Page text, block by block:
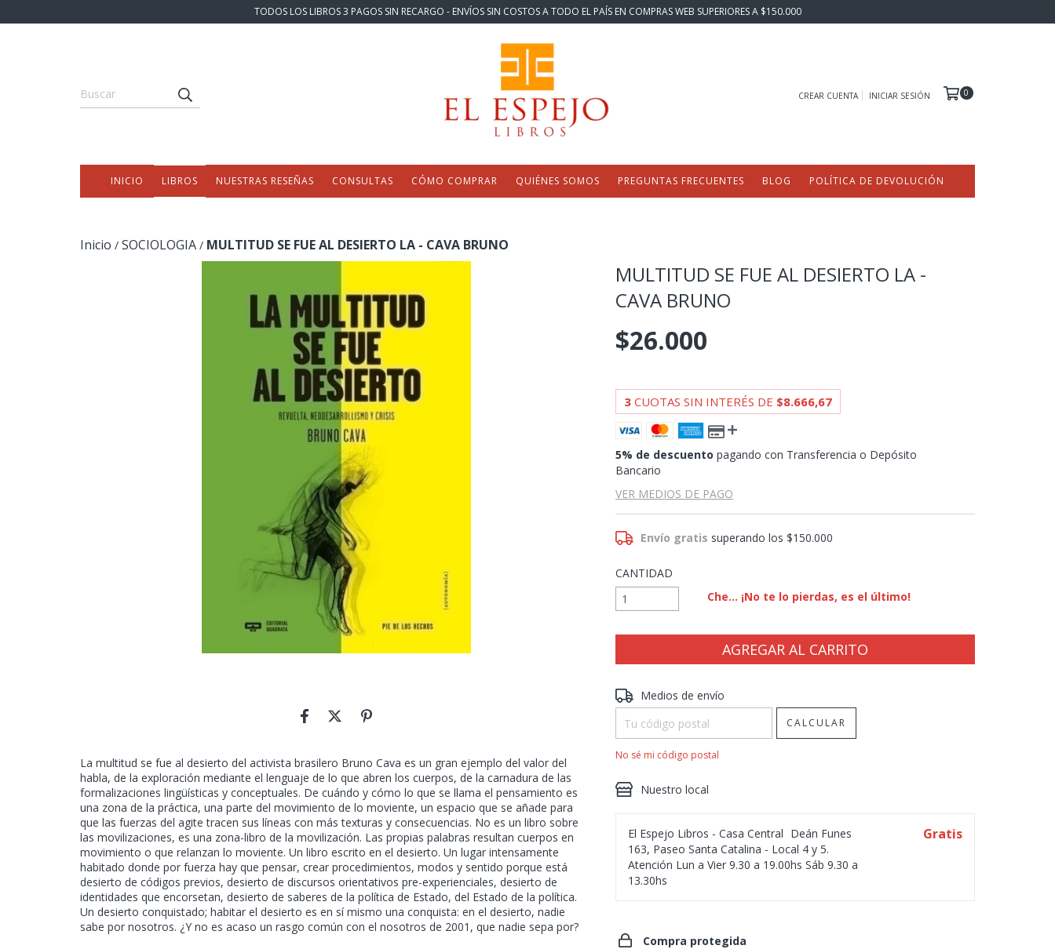
TODOS LOS LIBROS 3 PAGOS SIN RECARGO - ENVÍOS SIN COSTOS A TODO EL PAÍS EN COMPRAS WEB SUPERIORES A $150.000
CREAR CUENTA INICIAR SESIÓN 0
INICIO LIBROS NUESTRAS RESEÑAS CONSULTAS CÓMO COMPRAR QUIÉNES SOMOS PREGUNTAS FRECUENTES BLOG POLÍTICA DE DEVOLUCIÓN
Inicio / SOCIOLOGIA / MULTITUD SE FUE AL DESIERTO LA - CAVA BRUNO
La multitud se fue al desierto del activista brasilero Bruno Cava es un gran ejemplo del valor del
habla, de la exploración mediante el lenguaje de lo que abren los cuerpos, de la carnadura de las
formalizaciones lingüísticas y conceptuales. De cuándo y cómo lo que se llama el pensamiento es
una zona de la práctica, una parte del movimiento de lo moviente, un espacio que se añade para
que las fuerzas del agite tracen sus líneas con más texturas y consecuencias. No es un libro sobre
las movilizaciones, es una zona-libro de la movilización. Las propias palabras resultan cuerpos en
movimiento o que relanzan lo moviente. Un libro escrito en el desierto. Un lugar intensamente
habitado donde por fuerza hay que pensar, crear procedimientos, modos y sentido porque está
desierto de códigos previos, desierto de discursos orientativos pre-experienciales, desierto de
identidades que encorsetan, desierto de saberes de la política de Estado, del Estado de la política.
Un desierto conquistado; habitar el desierto es en sí mismo una conquista: en el desierto, nadie
sabe por nosotros. ¿Y no es acaso un rasgo común con el nosotros de 2001, que nadie sepa por?
MULTITUD SE FUE AL DESIERTO LA -
CAVA BRUNO
$26.000
3 CUOTAS SIN INTERÉS DE $8.666,67
5% de descuento pagando con Transferencia o Depósito
Bancario
VER MEDIOS DE PAGO
Envío gratis superando los$150.000
CANTIDAD
Che... ¡No te lo pierdas, es el último!
Entregas para el CP:
Medios de envío
CALCULAR
No sé mi código postal
Nuestro local
El Espejo Libros - Casa Central Deán Funes
163, Paseo Santa Catalina - Local 4 y 5.
Atención Lun a Vier 9.30 a 19.00hs Sáb 9.30 a
13.30hs
Gratis
Compra protegida